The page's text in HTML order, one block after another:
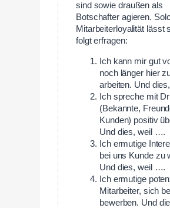
sind sowie draußen als
Botschafter agieren.
Mitarbeiterloyalität lässt
folgt erfragen:
Ich kann mir gut
noch länger hier
arbeiten. Und
Ich spreche mit
(Bekannte,
Kunden) positiv
Und dies, weil ….
Ich ermutige
bei uns Kunde zu
Und dies, weil ….
Ich ermutige
Mitarbeiter, sich
bewerben. Und